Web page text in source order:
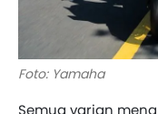
Foto: Yamaha
Semua varian